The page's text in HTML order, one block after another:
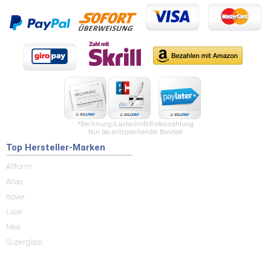
*Rechnung/Lastschrift/Ratenzahlung
Nur bei entsprechender Bonität!
Top Hersteller-Marken
Allform
Atlas
Isover
Laier
Mea
Superglass